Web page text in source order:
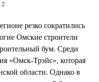
резко сократились
Омские строители
бум. Среди
«Омск-Трэйс», которая
области. Однако в